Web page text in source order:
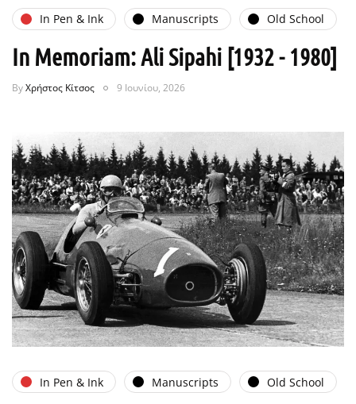
In Pen & Ink Manuscripts Old School
In Memoriam: Ali Sipahi [1932 - 1980]
ByΧρήστος Κίτσος 9 Ιουνίου, 2026
In Pen & Ink Manuscripts Old School